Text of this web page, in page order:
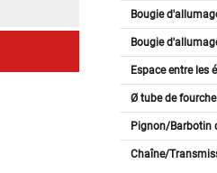
Bougie
Bougie
Espace entre les
Ø tube de
Pignon/Barbotin
Chaîne/